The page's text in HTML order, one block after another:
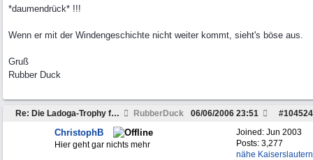
*daumendrück* !!!
Wenn er mit der Windengeschichte nicht weiter kommt, sieht's böse aus.
Gruß
Rubber Duck
Re: Die Ladoga-Trophy für offroadferrückte?? RubberDuck #104524
06/06/2006 23:51
Joined: Jun 2003
Posts: 3,277
nähe Kaiserslautern
ChristophB
Hier geht gar nichts mehr